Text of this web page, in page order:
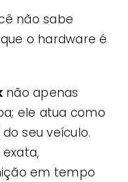
não sabe
o hardware é
não apenas
ele atua como
seu veículo.
em tempo